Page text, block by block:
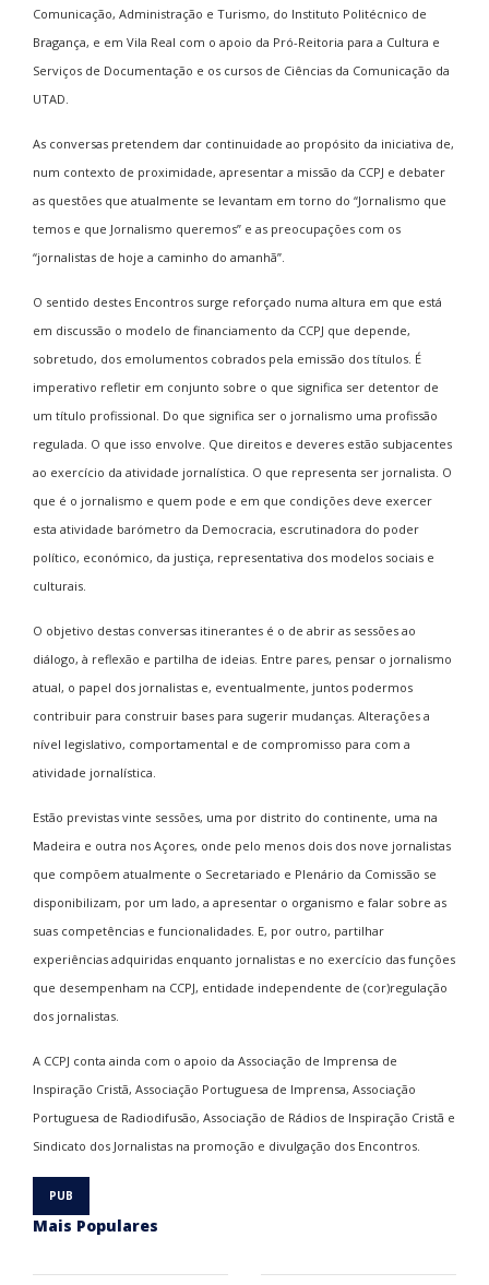
Comunicação, Administração e Turismo, do Instituto Politécnico de
Bragança, e em Vila Real com o apoio da Pró-Reitoria para a Cultura e
Serviços de Documentação e os cursos de Ciências da Comunicação da
UTAD.
As conversas pretendem dar continuidade ao propósito da iniciativa de,
num contexto de proximidade, apresentar a missão da CCPJ e debater
as questões que atualmente se levantam em torno do “Jornalismo que
temos e que Jornalismo queremos” e as preocupações com os
“jornalistas de hoje a caminho do amanhã”.
O sentido destes Encontros surge reforçado numa altura em que está
em discussão o modelo de financiamento da CCPJ que depende,
sobretudo, dos emolumentos cobrados pela emissão dos títulos. É
imperativo refletir em conjunto sobre o que significa ser detentor de
um título profissional. Do que significa ser o jornalismo uma profissão
regulada. O que isso envolve. Que direitos e deveres estão subjacentes
ao exercício da atividade jornalística. O que representa ser jornalista. O
que é o jornalismo e quem pode e em que condições deve exercer
esta atividade barómetro da Democracia, escrutinadora do poder
político, económico, da justiça, representativa dos modelos sociais e
culturais.
O objetivo destas conversas itinerantes é o de abrir as sessões ao
diálogo, à reflexão e partilha de ideias. Entre pares, pensar o jornalismo
atual, o papel dos jornalistas e, eventualmente, juntos podermos
contribuir para construir bases para sugerir mudanças. Alterações a
nível legislativo, comportamental e de compromisso para com a
atividade jornalística.
Estão previstas vinte sessões, uma por distrito do continente, uma na
Madeira e outra nos Açores, onde pelo menos dois dos nove jornalistas
que compõem atualmente o Secretariado e Plenário da Comissão se
disponibilizam, por um lado, a apresentar o organismo e falar sobre as
suas competências e funcionalidades. E, por outro, partilhar
experiências adquiridas enquanto jornalistas e no exercício das funções
que desempenham na CCPJ, entidade independente de (cor)regulação
dos jornalistas.
A CCPJ conta ainda com o apoio da Associação de Imprensa de
Inspiração Cristã, Associação Portuguesa de Imprensa, Associação
Portuguesa de Radiodifusão, Associação de Rádios de Inspiração Cristã e
Sindicato dos Jornalistas na promoção e divulgação dos Encontros.
Mais Populares